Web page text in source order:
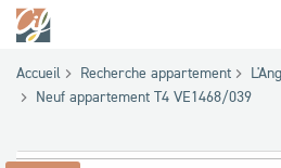
Accueil Recherche appartement
Neuf appartement T4 VE1468/039